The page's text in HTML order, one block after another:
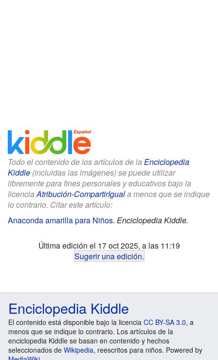
Todo el contenido de los artículos de la Enciclopedia
Kiddle (incluidas las imágenes) se puede utilizar
libremente para fines personales y educativos bajo la
licenciaAtribución-CompartirIguala menos que se indique
lo contrario. Citar este artículo:
Anaconda amarilla para Niños. Enciclopedia Kiddle.
Última edición el 17 oct 2025, a las 11:19
Sugerir una edición.
Enciclopedia Kiddle
El contenido está disponible bajo la licencia CC BY-SA 3.0, a
menos que se indique lo contrario. Los artículos de la
enciclopedia Kiddle se basan en contenido y hechos
seleccionados de Wikipedia, reescritos para niños. Powered by